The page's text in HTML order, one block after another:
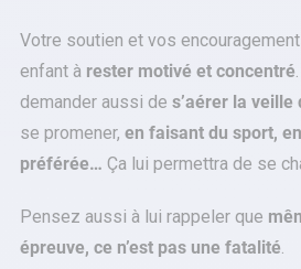
Votre soutien et vos
enfant à rester motivé et concentré
demander aussi de s’aérer la veille
se promener, en faisant du sport,
préférée… Ça lui permettra de se
Pensez aussi à lui rappeler que
épreuve, ce n’est pas une fatalité.